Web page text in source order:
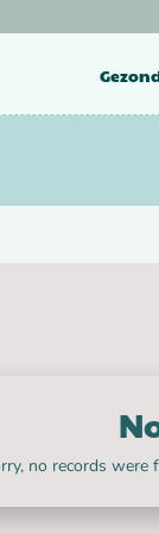
no records were